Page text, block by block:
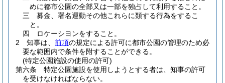
めに都市公園の全部又は一部を独占して利用すること。
三
募金、署名運動その他これらに類する行為をするこ
と。
四
ロケーシヨンをすること。
2
知事は、 前項の規定による許可に都市公園の管理のため必
要な範囲内で条件を附することができる。
(特定公園施設の使用の許可)
第六条
特定公園施設を使用しようとする者は、知事の許可
を受けなければならない。